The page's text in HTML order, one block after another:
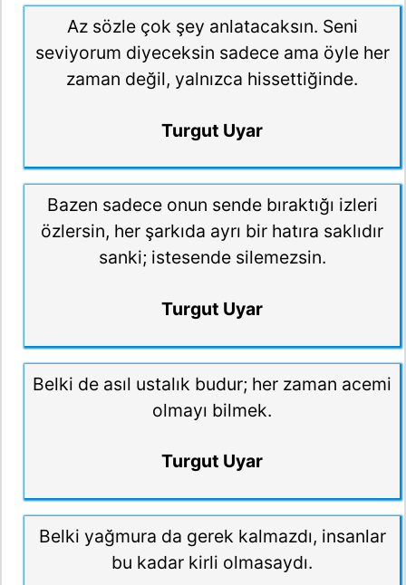
Az sözle çok şey anlatacaksın. Seni
seviyorum diyeceksin sadece ama öyle her
zaman değil, yalnızca hissettiğinde.
Turgut Uyar
Bazen sadece onun sende bıraktığı izleri
özlersin, her şarkıda ayrı bir hatıra saklıdır
sanki; istesende silemezsin.
Turgut Uyar
Belki de asıl ustalık budur; her zaman acemi
olmayı bilmek.
Turgut Uyar
Belki yağmura da gerek kalmazdı, insanlar
bu kadar kirli olmasaydı.